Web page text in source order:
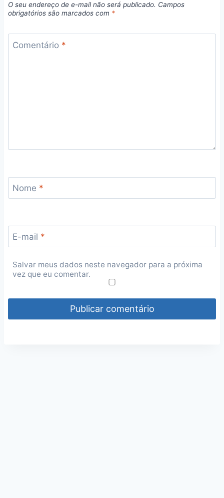
O seu endereço de e-mail não será publicado. Campos
obrigatórios são marcados com *
Comentário *
Nome *
E-mail *
Salvar meus dados neste navegador para a próxima
vez que eu comentar.